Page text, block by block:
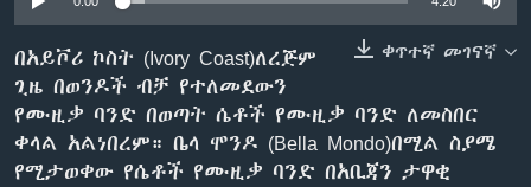
ቋንቋዎች
ቀጥተኛ መገናኛ
በአይቮሪ ኮስት (Ivory Coast)ለረጅም
ጊዜ በወንዶች ብቻ የተለመደውን
የሙዚቃ ባንድ በወጣት ሴቶች የሙዚቃ ባንድ ለመስበር
ቀላል አልነበረም። ቤላ ሞንዶ (Bella Mondo)በሚል ስያሜ
የሚታወቀው የሴቶች የሙዚቃ ባንድ በአቢጃን ታዋቂ